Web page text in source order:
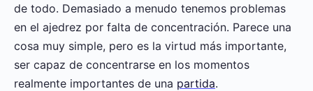
de todo. Demasiado a menudo tenemos problemas
en el ajedrez por falta de concentración. Parece una
cosa muy simple, pero es la virtud más importante,
ser capaz de concentrarse en los momentos
realmente importantes de una partida.